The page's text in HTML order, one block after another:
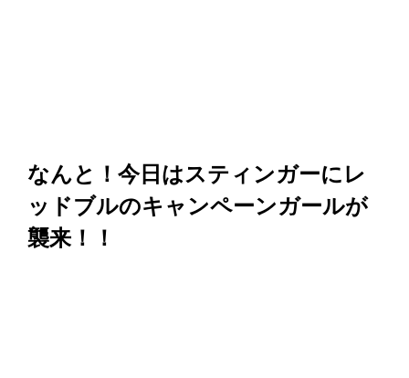
なんと！今日はスティンガーにレ
ッドブルのキャンペーンガールが
襲来！！